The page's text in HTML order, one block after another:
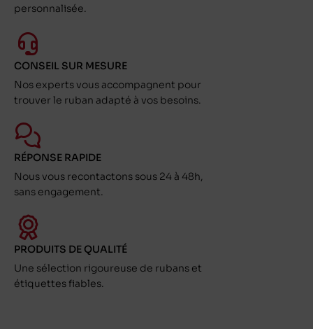
personnalisée.
CONSEIL SUR MESURE
Nos experts vous accompagnent pour
trouver le ruban adapté à vos besoins.
RÉPONSE RAPIDE
Nous vous recontactons sous 24 à 48h,
sans engagement.
PRODUITS DE QUALITÉ
Une sélection rigoureuse de rubans et
étiquettes fiables.